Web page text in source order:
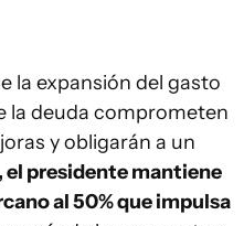
la expansión del gasto
la deuda comprometen
y obligarán a un
, el presidente mantiene
al 50% que impulsa